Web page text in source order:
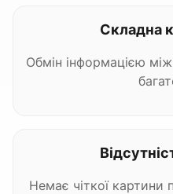
Складна
Обмін інформацією
Немає чіткої картини